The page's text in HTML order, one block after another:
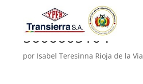
5000005104
por Isabel Teresinna Rioja de la Via